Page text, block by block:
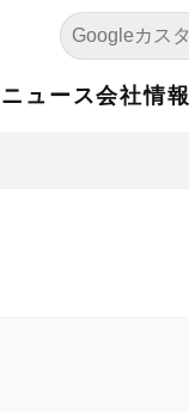
ニュース会社情報